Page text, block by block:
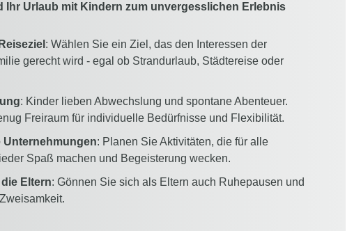
Ihr Urlaub mit Kindern zum unvergesslichen Erlebnis
: Wählen Sie ein Ziel, das den Interessen der
gerecht wird - egal ob Strandurlaub, Städtereise oder
: Kinder lieben Abwechslung und spontane Abenteuer.
Freiraum für individuelle Bedürfnisse und Flexibilität.
Unternehmungen: Planen Sie Aktivitäten, die für alle
Spaß machen und Begeisterung wecken.
Eltern: Gönnen Sie sich als Eltern auch Ruhepausen und